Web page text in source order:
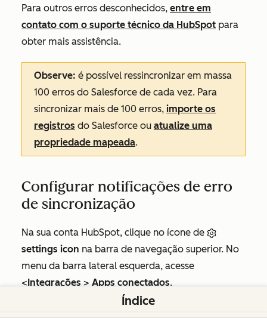
Para outros erros desconhecidos, entre em
contato com o suporte técnico da HubSpot para
obter mais assistência.
Observe: é possível ressincronizar em massa
100 erros do Salesforce de cada vez. Para
sincronizar mais de 100 erros, importe os
registros do Salesforce ou atualize uma
propriedade mapeada.
Configurar notificações de erro
de sincronização
Na sua conta HubSpot, clique no ícone de
settings icon na barra de navegação superior. No
menu da barra lateral esquerda, acesse
<Integrações > Apps conectados.
Na lista de aplicativos conectados, clique em
Índice